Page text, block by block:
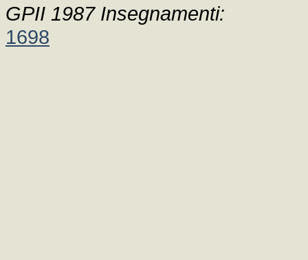
GPII 1987 Insegnamenti:
1698